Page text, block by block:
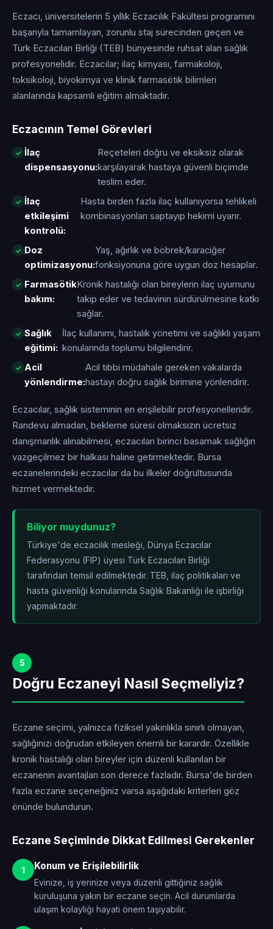
Eczacı, üniversitelerin 5 yıllık Eczacılık Fakültesi programını
başarıyla tamamlayan, zorunlu staj sürecinden geçen ve
Türk Eczacıları Birliği (TEB) bünyesinde ruhsat alan sağlık
profesyonelidir. Eczacılar; ilaç kimyası, farmakoloji,
toksikoloji, biyokimya ve klinik farmasötik bilimleri
alanlarında kapsamlı eğitim almaktadır.
Eczacının Temel Görevleri
İlaç
dispensasyonu:
Reçeteleri doğru ve eksiksiz olarak
karşılayarak hastaya güvenli biçimde
teslim eder.
İlaç
etkileşimi
kontrolü:
Hasta birden fazla ilaç kullanıyorsa tehlikeli
kombinasyonları saptayıp hekimi uyarır.
Doz
optimizasyonu:
Yaş, ağırlık ve böbrek/karaciğer
fonksiyonuna göre uygun doz hesaplar.
Farmasötik
bakım:
Kronik hastalığı olan bireylerin ilaç uyumunu
takip eder ve tedavinin sürdürülmesine katkı
sağlar.
Sağlık
eğitimi:
İlaç kullanımı, hastalık yönetimi ve sağlıklı yaşam
konularında toplumu bilgilendirir.
Acil
yönlendirme:
Acil tıbbi müdahale gereken vakalarda
hastayı doğru sağlık birimine yönlendirir.
Eczacılar, sağlık sisteminin en erişilebilir profesyonelleridir.
Randevu almadan, bekleme süresi olmaksızın ücretsiz
danışmanlık alınabilmesi, eczacıları birinci basamak sağlığın
vazgeçilmez bir halkası haline getirmektedir. Bursa
eczanelerindeki eczacılar da bu ilkeler doğrultusunda
hizmet vermektedir.
Biliyor muydunuz?
Türkiye'de eczacılık mesleği, Dünya Eczacılar
Federasyonu (FIP) üyesi Türk Eczacıları Birliği
tarafından temsil edilmektedir. TEB, ilaç politikaları ve
hasta güvenliği konularında Sağlık Bakanlığı ile işbirliği
yapmaktadır.
5
Doğru Eczaneyi Nasıl Seçmeliyiz?
Eczane seçimi, yalnızca fiziksel yakınlıkla sınırlı olmayan,
sağlığınızı doğrudan etkileyen önemli bir karardır. Özellikle
kronik hastalığı olan bireyler için düzenli kullanılan bir
eczanenin avantajları son derece fazladır. Bursa'de birden
fazla eczane seçeneğiniz varsa aşağıdaki kriterleri göz
önünde bulundurun.
Eczane Seçiminde Dikkat Edilmesi Gerekenler
1 Konum ve Erişilebilirlik
Evinize, iş yerinize veya düzenli gittiğiniz sağlık
kuruluşuna yakın bir eczane seçin. Acil durumlarda
ulaşım kolaylığı hayati önem taşıyabilir.